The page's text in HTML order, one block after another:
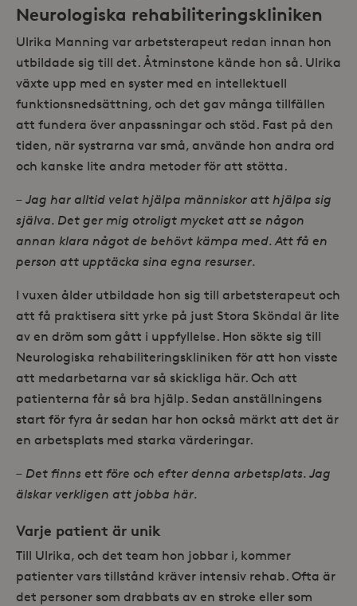
Neurologiska rehabiliteringskliniken
Ulrika Manning var arbetsterapeut redan innan hon
utbildade sig till det. Åtminstone kände hon så. Ulrika
växte upp med en syster med en intellektuell
funktionsnedsättning, och det gav många tillfällen
att fundera över anpassningar och stöd. Fast på den
tiden, när systrarna var små, använde hon andra ord
och kanske lite andra metoder för att stötta.
– Jag har alltid velat hjälpa människor att hjälpa sig
själva. Det ger mig otroligt mycket att se någon
annan klara något de behövt kämpa med. Att få en
person att upptäcka sina egna resurser.
I vuxen ålder utbildade hon sig till arbetsterapeut och
att få praktisera sitt yrke på just Stora Sköndal är lite
av en dröm som gått i uppfyllelse. Hon sökte sig till
Neurologiska rehabiliteringskliniken för att hon visste
att medarbetarna var så skickliga här. Och att
patienterna får så bra hjälp. Sedan anställningens
start för fyra år sedan har hon också märkt att det är
en arbetsplats med starka värderingar.
– Det finns ett före och efter denna arbetsplats. Jag
älskar verkligen att jobba här.
Varje patient är unik
Till Ulrika, och det team hon jobbar i, kommer
patienter vars tillstånd kräver intensiv rehab. Ofta är
det personer som drabbats av en stroke eller som